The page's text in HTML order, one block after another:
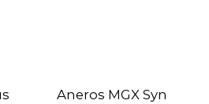
Aneros MGX Syn